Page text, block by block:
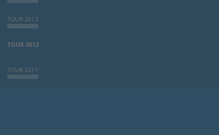
TOUR 2013
TOUR 2012
TOUR 2011